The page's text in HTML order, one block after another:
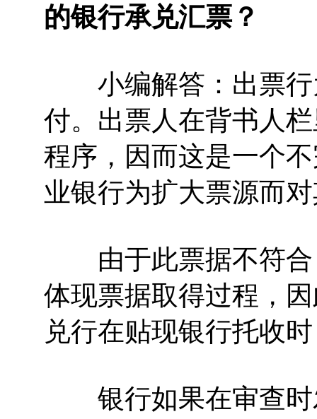
的银行承兑汇票？
小编解答：出票行
付。出票人在背书人
程序，因而这是一个
业银行为扩大票源而
由于此票据不符合
体现票据取得过程，
兑行在贴现银行托收
银行如果在审查时